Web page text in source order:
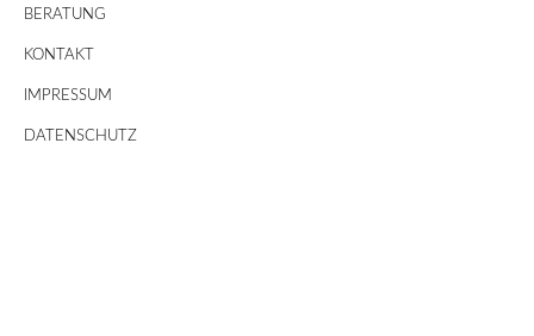
BERATUNG
KONTAKT
IMPRESSUM
DATENSCHUTZ